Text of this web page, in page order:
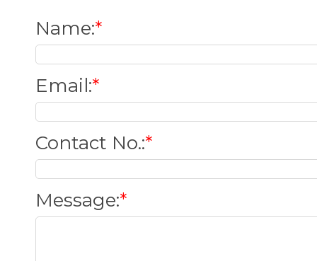
Name:*
Email:*
Contact No.:*
Message:*